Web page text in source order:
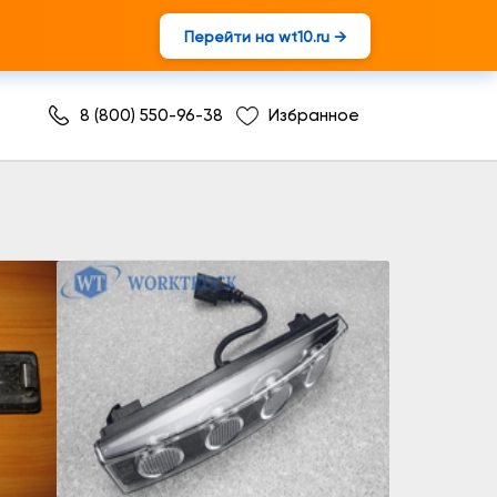
Перейти на wt10.ru →
8 (800) 550-96-38 Избранное
противосолнечного козырька